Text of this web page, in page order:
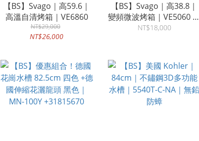
【BS】Svago｜高59.6｜
高溫自清烤箱｜VE6860
NT$29,000
NT$26,000
【BS】Svago｜高38.8｜
變頻微波烤箱｜VE5060 銀
色｜VE5070 黑色
NT$18,000